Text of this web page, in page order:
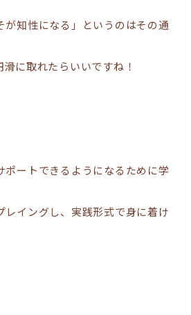
が知性になる」というのはその通
に取れたらいいですね！
ートできるようになるために学
イングし、実践形式で身に着け